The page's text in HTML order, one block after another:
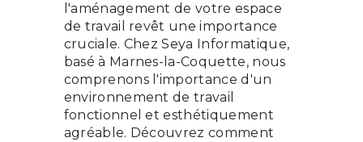
l'aménagement de votre espace
de travail revêt une importance
cruciale. Chez Seya Informatique,
basé à Marnes-la-Coquette, nous
comprenons l'importance d'un
environnement de travail
fonctionnel et esthétiquement
agréable. Découvrez comment